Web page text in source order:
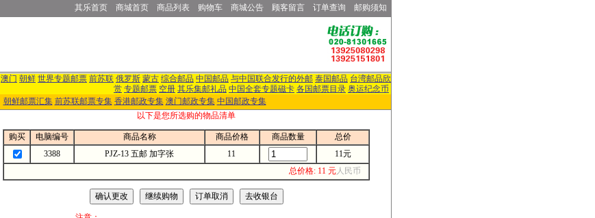
其乐首页 商城首页 商品列表 购物车 商城公告 顾客留言 订单查询 邮购须知
澳门 朝鲜 世界专题邮票 前苏联 俄罗斯 蒙古 综合邮品 中国邮品 与中国联合发行的外邮 泰国邮品 台湾邮品欣
赏 专题邮票 空册 其乐集邮礼品 中国全套专题磁卡 各国邮票目录 奥运纪念币
朝鲜邮票汇集 前苏联邮票专集 香港邮政专集 澳门邮政专集 中国邮政专集
以下是您所选购的物品清单
购买 电脑编号 商品名称 商品价格 商品数量
总价
3388
PJZ-13 五邮 加字张 11
11元
总价格: 11 元人民币